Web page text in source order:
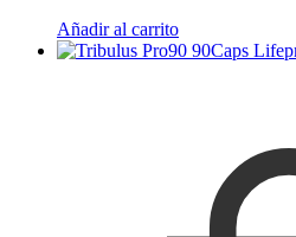
Añadir al carrito